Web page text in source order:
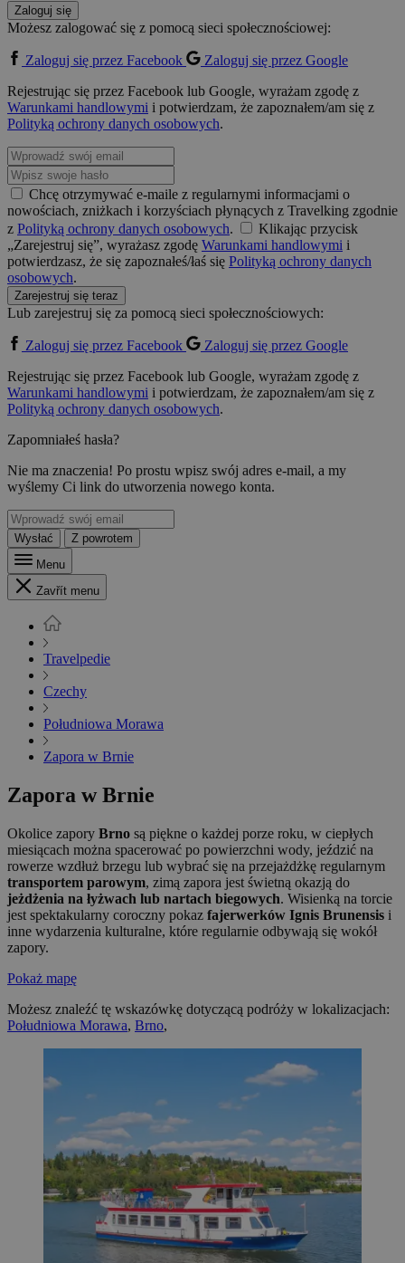
Zaloguj się
Możesz zalogować się z pomocą sieci społecznościowej:
Zaloguj się przez Facebook
Zaloguj się przez Google
Rejestrując się przez Facebook lub Google, wyrażam zgodę z
Warunkami handlowymi i potwierdzam, że zapoznałem/am się z
Polityką ochrony danych osobowych.
Chcę otrzymywać e-maile z regularnymi informacjami o
nowościach, zniżkach i korzyściach płynących z Travelking zgodnie
z Polityką ochrony danych osobowych.
Klikając przycisk
„Zarejestruj się”, wyrażasz zgodę Warunkami handlowymi i
potwierdzasz, że się zapoznałeś/łaś się Polityką ochrony danych
osobowych.
Zarejestruj się teraz
Lub zarejestruj się za pomocą sieci społecznościowych:
Zaloguj się przez Facebook
Zaloguj się przez Google
Rejestrując się przez Facebook lub Google, wyrażam zgodę z
Warunkami handlowymi i potwierdzam, że zapoznałem/am się z
Polityką ochrony danych osobowych.
Zapomniałeś hasła?
Nie ma znaczenia! Po prostu wpisz swój adres e-mail, a my
wyślemy Ci link do utworzenia nowego konta.
Wysłać
Z powrotem
Menu
Zavřít menu
Travelpedie
Czechy
Południowa Morawa
Zapora w Brnie
Zapora w Brnie
Okolice zapory Brno są piękne o każdej porze roku, w ciepłych
miesiącach można spacerować po powierzchni wody, jeździć na
rowerze wzdłuż brzegu lub wybrać się na przejażdżkę regularnym
transportem parowym, zimą zapora jest świetną okazją do
jeżdżenia na łyżwach lub nartach biegowych. Wisienką na torcie
jest spektakularny coroczny pokaz fajerwerków Ignis Brunensis i
inne wydarzenia kulturalne, które regularnie odbywają się wokół
zapory.
Pokaż mapę
Możesz znaleźć tę wskazówkę dotyczącą podróży w lokalizacjach:
Południowa Morawa, Brno,